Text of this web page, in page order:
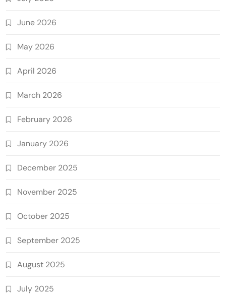
June 2026
May 2026
April 2026
March 2026
February 2026
January 2026
December 2025
November 2025
October 2025
September 2025
August 2025
July 2025